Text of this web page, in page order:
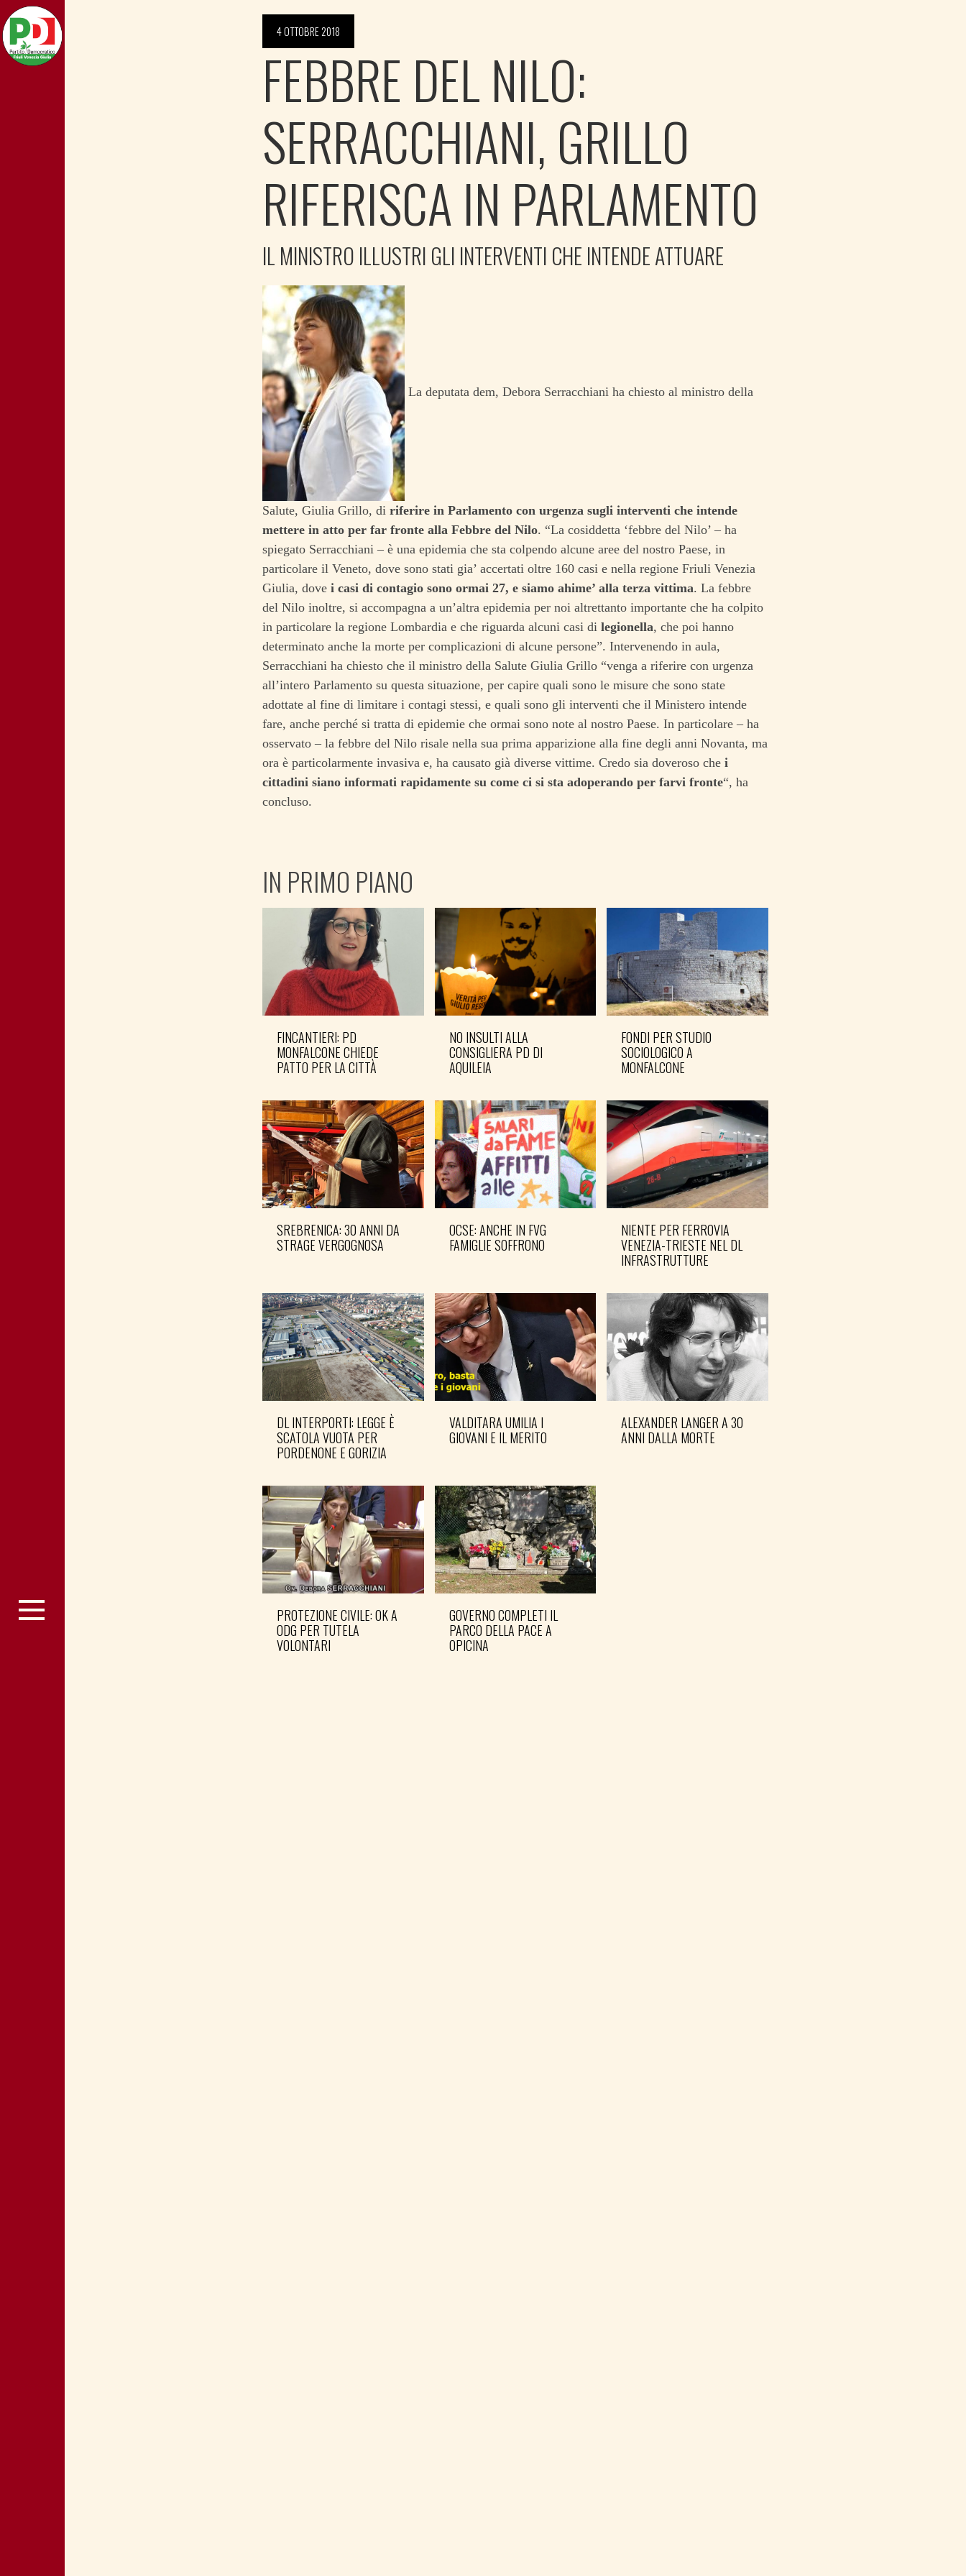
4 OTTOBRE 2018
FEBBRE DEL NILO:
SERRACCHIANI, GRILLO
RIFERISCA IN PARLAMENTO
IL MINISTRO ILLUSTRI GLI INTERVENTI CHE INTENDE ATTUARE
La deputata dem, Debora Serracchiani ha chiesto al ministro della
Salute, Giulia Grillo, diriferire in Parlamento con urgenza sugli interventi che intende
mettere in atto per far fronte alla Febbre del Nilo. “La cosiddetta ‘febbre del Nilo’ – ha
spiegato Serracchiani – è una epidemia che sta colpendo alcune aree del nostro Paese, in
particolare il Veneto, dove sono stati gia’ accertati oltre 160 casi e nella regione Friuli Venezia
Giulia, dove i casi di contagio sono ormai 27, e siamo ahime’ alla terza vittima. La febbre
del Nilo inoltre, si accompagna a un’altra epidemia per noi altrettanto importante che ha colpito
in particolare la regione Lombardia e che riguarda alcuni casi di legionella, che poi hanno
determinato anche la morte per complicazioni di alcune persone”. Intervenendo in aula,
Serracchiani ha chiesto che il ministro della Salute Giulia Grillo “venga a riferire con urgenza
all’intero Parlamento su questa situazione, per capire quali sono le misure che sono state
adottate al fine di limitare i contagi stessi, e quali sono gli interventi che il Ministero intende
fare, anche perché si tratta di epidemie che ormai sono note al nostro Paese. In particolare – ha
osservato – la febbre del Nilo risale nella sua prima apparizione alla fine degli anni Novanta, ma
ora è particolarmente invasiva e, ha causato già diverse vittime. Credo sia doveroso che i
cittadini siano informati rapidamente su come ci si sta adoperando per farvi fronte“, ha
concluso.
IN PRIMO PIANO
FINCANTIERI: PD
MONFALCONE CHIEDE
PATTO PER LA CITTÀ
NO INSULTI ALLA
CONSIGLIERA PD DI
AQUILEIA
FONDI PER STUDIO
SOCIOLOGICO A
MONFALCONE
SREBRENICA: 30 ANNI DA
STRAGE VERGOGNOSA
OCSE: ANCHE IN FVG
FAMIGLIE SOFFRONO
NIENTE PER FERROVIA
VENEZIA-TRIESTE NEL DL
INFRASTRUTTURE
DL INTERPORTI: LEGGE È
SCATOLA VUOTA PER
PORDENONE E GORIZIA
VALDITARA UMILIA I
GIOVANI E IL MERITO
ALEXANDER LANGER A 30
ANNI DALLA MORTE
PROTEZIONE CIVILE: OK A
ODG PER TUTELA
VOLONTARI
GOVERNO COMPLETI IL
PARCO DELLA PACE A
OPICINA